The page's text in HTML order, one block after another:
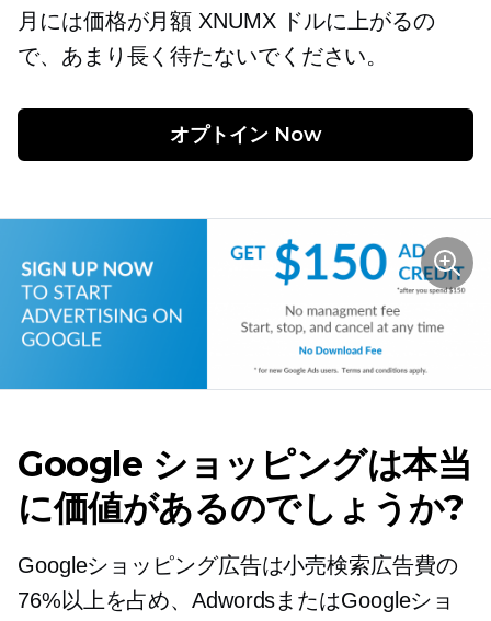
月には価格が月額 XNUMX ドルに上がるの
で、あまり長く待たないでください。
オプトイン Now
Google ショッピングは本当
に価値があるのでしょうか?
Googleショッピング広告は小売検索広告費の
76%以上を占め、AdwordsまたはGoogleショ